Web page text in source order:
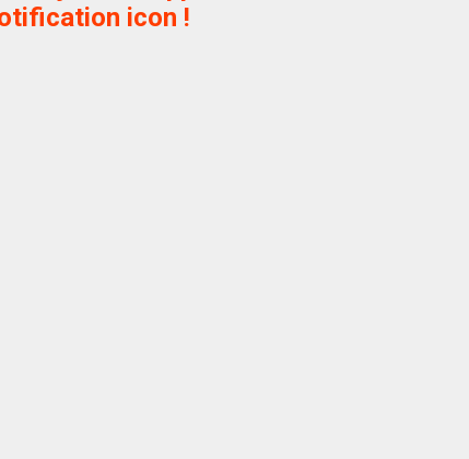
icon !